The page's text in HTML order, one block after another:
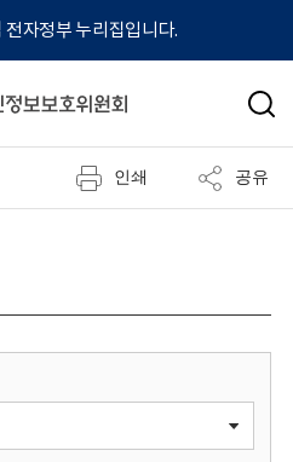
자정부 누리집입니다.
검
인쇄 공유